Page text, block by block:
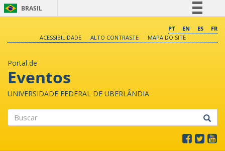
BRASIL
Comunica BR
PT EN ES
FR
ACESSIBILIDADE
ALTO CONTRASTE MAPA DO SITE
Portal de
Eventos
UNIVERSIDADE FEDERAL DE UBERLÂNDIA